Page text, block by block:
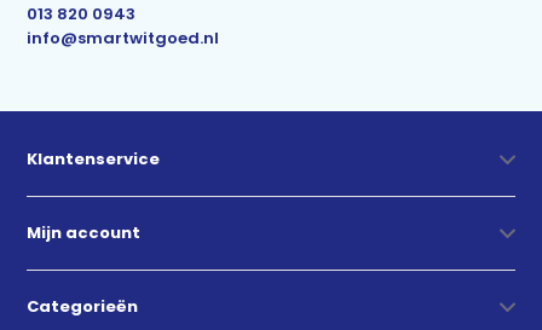
013 820 0943
info@smartwitgoed.nl
Klantenservice
Mijn account
Categorieën